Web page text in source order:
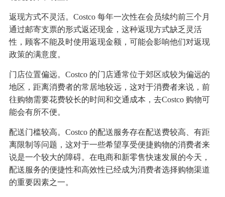
返现方式不灵活。Costco 每年一次性在会员续约前三个月
通过邮寄支票的形式返还现金，这种返现方式缺乏灵活
性，顾客不能及时使用返现金额，可能会影响他们对返现
政策的满意度。
门店位置偏远。Costco 的门店通常位于郊区或较为偏远的
地区，距离消费者的常居地较远，这对于消费者来说，前
往购物需要花费较长的时间和交通成本，去Costco 购物可
能会有所不便。
配送门槛较高。Costco 的配送服务存在配送费较高、有距
离限制等问题，这对于一些希望享受便捷购物的消费者来
说是一个较大的障碍。在电商和新零售快速发展的今天，
配送服务的便捷性和高效性已经成为消费者选择购物渠道
的重要因素之一。